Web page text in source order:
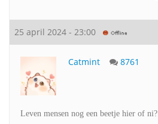
25 april 2024 - 23:00
Catmint 8761
Leven mensen nog een beetje hier of ni?